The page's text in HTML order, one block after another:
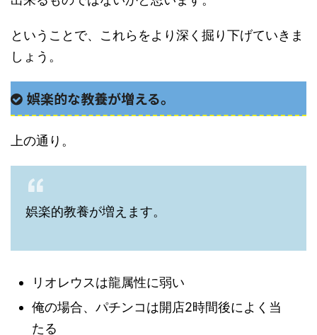
ということで、これらをより深く掘り下げていきま
しょう。
娯楽的な教養が増える。
上の通り。
娯楽的教養が増えます。
リオレウスは龍属性に弱い
俺の場合、パチンコは開店2時間後によく当
たる